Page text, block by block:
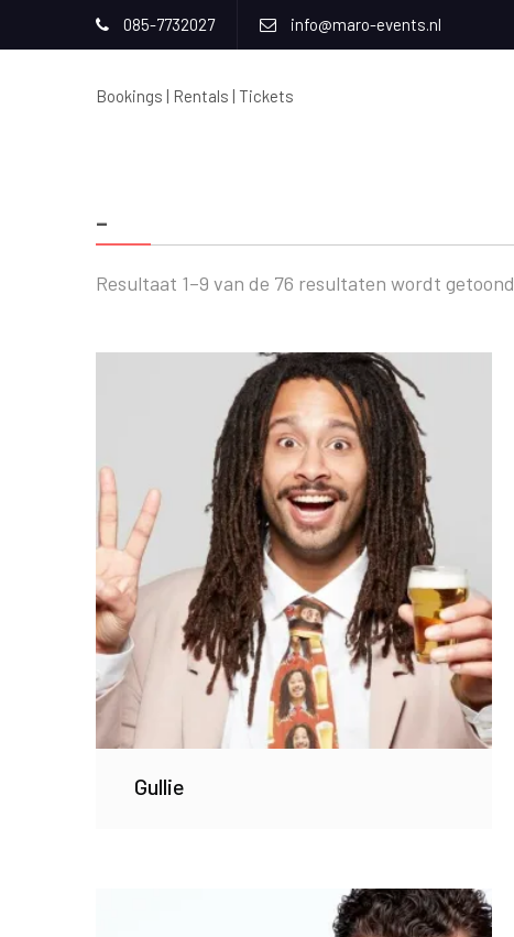
085-7732027 info@maro-events.nl
Bookings | Rentals | Tickets
-
Resultaat 1–9 van de 76 resultaten wordt getoond
Gullie